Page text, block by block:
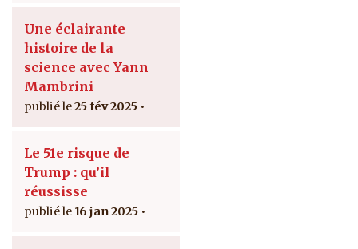
Une éclairante
histoire de la
science avec Yann
Mambrini
25 fév 2025
Le 51e risque de
Trump : qu’il
réussisse
16 jan 2025